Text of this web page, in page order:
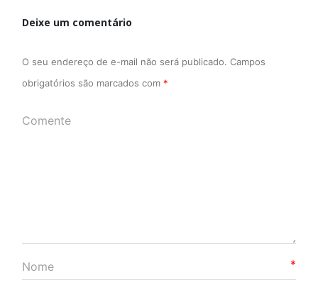
Deixe um comentário
O seu endereço de e-mail não será publicado. Campos
obrigatórios são marcados com *
*